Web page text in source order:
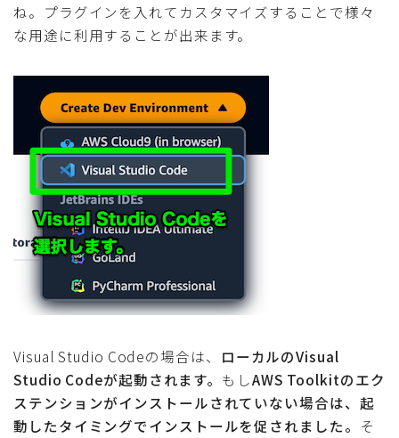
ね。プラグインを入れてカスタマイズすることで様々
な用途に利用することが出来ます。
Visual Studio Codeの場合は、
ローカルのVisual
Studio Codeが起動されます。 もしAWS Toolkitのエク
ステンションがインストールされていない場合は、起
動したタイミングでインストールを促されました。 そ